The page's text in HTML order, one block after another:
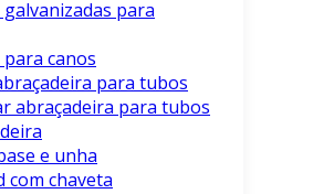
para
canos
para tubos
abraçadeira para tubos
e unha
com chaveta